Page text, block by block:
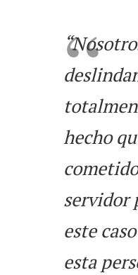
hecho
servidor
este
esta